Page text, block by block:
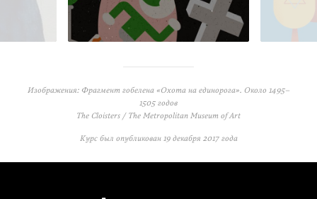
Изображения: Фрагмент гобелена «Охота на единорога». Около 1495–
1505 годов
The Cloisters / The Metropolitan Museum of Art
Курс был опубликован 19 декабря 2017 года